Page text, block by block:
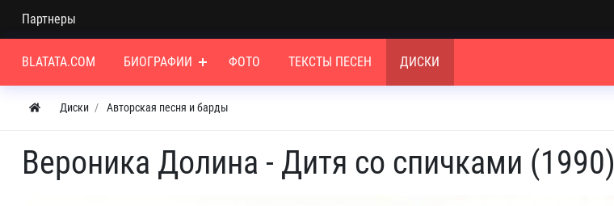
Партнеры
BLATATA.COM БИОГРАФИИ ФОТО ТЕКСТЫ ПЕСЕН ДИСКИ
Диски Авторская песня и барды
Вероника Долина - Дитя со спичками (1990)